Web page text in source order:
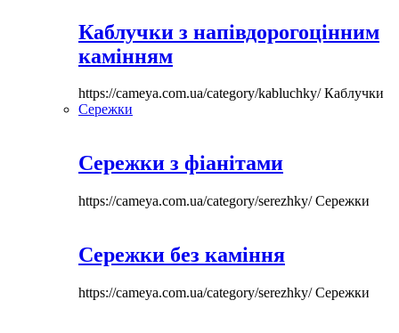
Каблучки з напівдорогоцінним
камінням
https://cameya.com.ua/category/kabluchky/Каблучки
Сережки
Сережки з фіанітами
https://cameya.com.ua/category/serezhky/Сережки
Сережки без каміння
https://cameya.com.ua/category/serezhky/Сережки